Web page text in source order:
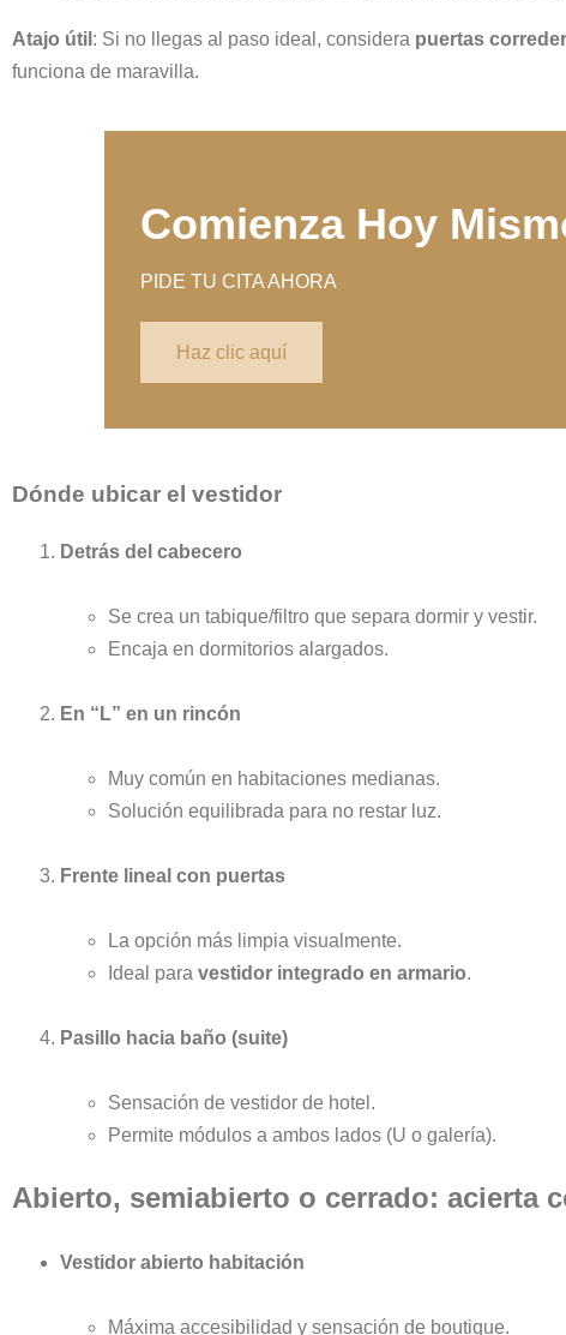
Atajo útil : Si no llegas al paso ideal, considera puertas
funciona de maravilla.
Comienza Hoy
PIDE TU CITA AHORA
Haz clic aquí
Dónde ubicar el vestidor
Detrás del cabecero
Se crea un tabique/filtro que separa dormir y vestir.
Encaja en dormitorios alargados.
En “L” en un rincón
Muy común en habitaciones medianas.
Solución equilibrada para no restar luz.
Frente lineal con puertas
La opción más limpia visualmente.
Ideal para vestidor integrado en armario.
Pasillo hacia baño (suite)
Sensación de vestidor de hotel.
Permite módulos a ambos lados (U o galería).
Abierto, semiabierto o cerrado: acierta
Vestidor abierto habitación
Máxima accesibilidad y sensación de boutique.